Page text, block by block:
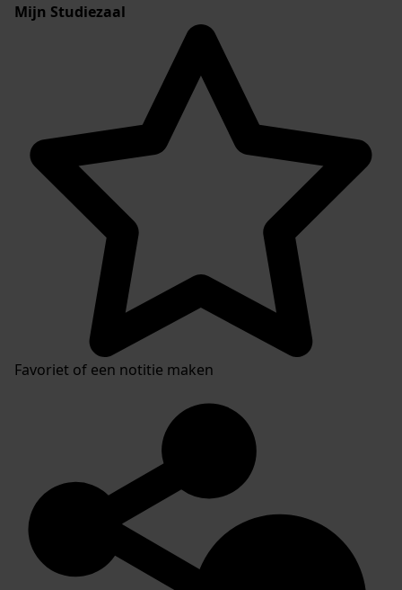
Mijn Studiezaal
Favoriet of een notitie maken